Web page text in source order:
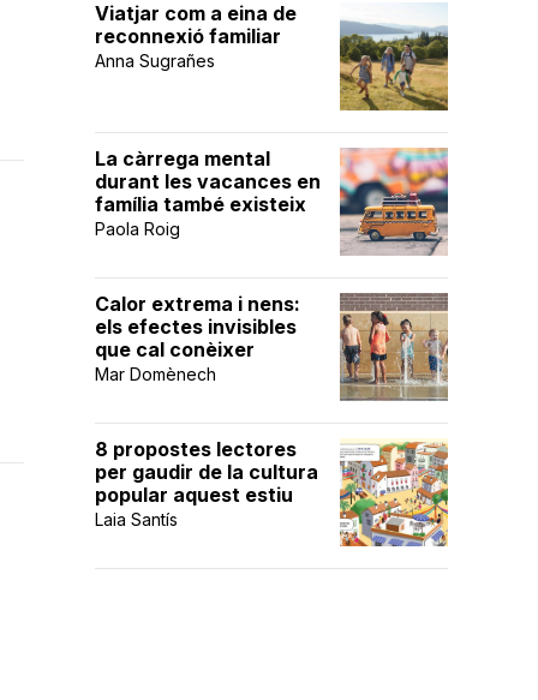
Viatjar com a eina de
reconnexió familiar
Anna Sugrañes
La càrrega mental
durant les vacances en
família també existeix
Paola Roig
Calor extrema i nens:
els efectes invisibles
que cal conèixer
Mar Domènech
8 propostes lectores
per gaudir de la cultura
popular aquest estiu
Laia Santís